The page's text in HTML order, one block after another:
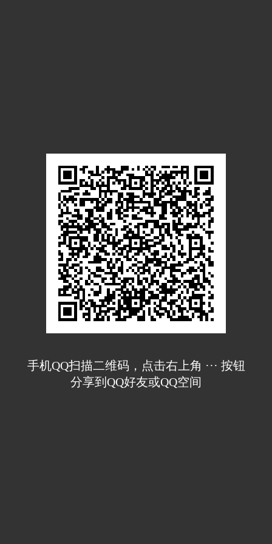
手机QQ扫描二维码，点击右上角 ··· 按钮
分享到QQ好友或QQ空间